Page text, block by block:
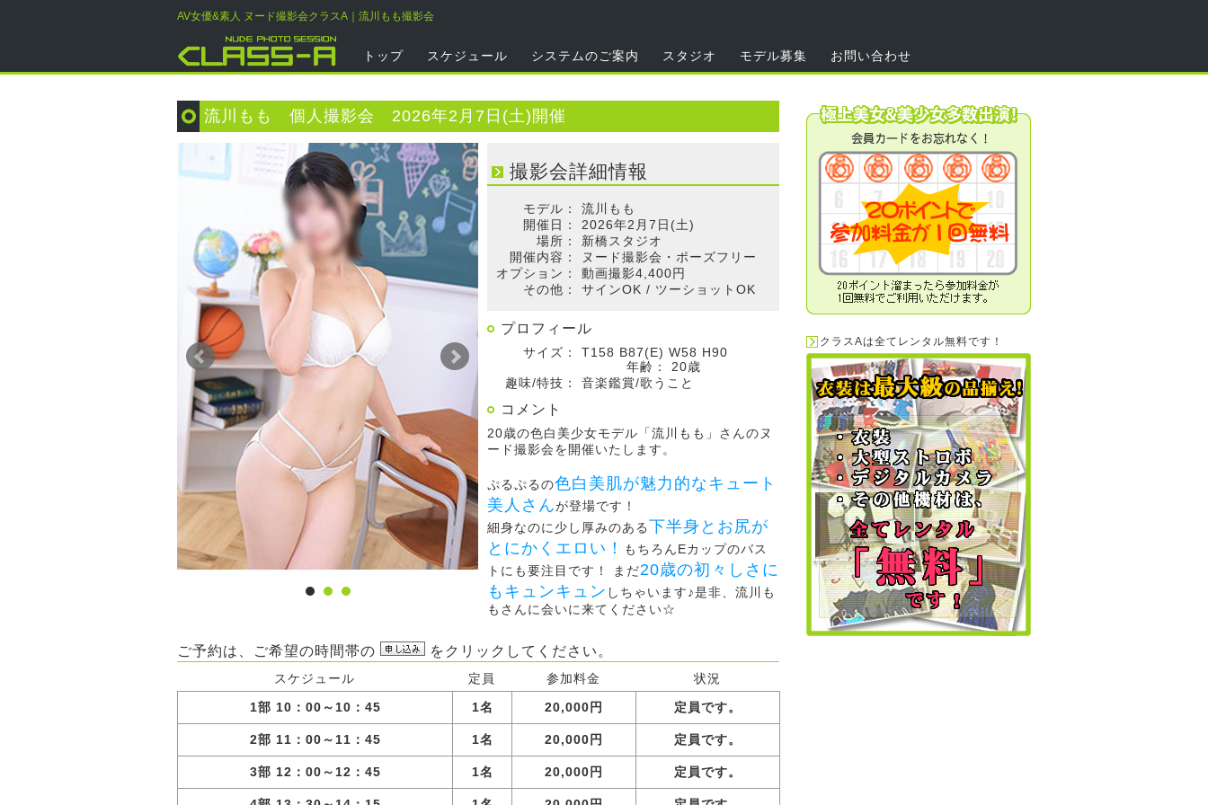
AV女優&素人 ヌード撮影会クラスA｜流川もも撮影会
トップ スケジュール システムのご案内 スタジオ モデル募集 お問い合わせ
流川もも 個人撮影会 2026年2月7日(土)開催
撮影会詳細情報
モデル：
流川もも
開催日：
2026年2月7日(土)
場所：
新橋スタジオ
開催内容：
ヌード撮影会・ポーズフリー
オプション：
動画撮影4,400円
その他：
サインOK / ツーショットOK
プロフィール
サイズ：
T158 B87(E) W58 H90
年齢：
20歳
趣味/特技：
音楽鑑賞/歌うこと
コメント
20歳の色白美少女モデル「流川もも」さんのヌ
ード撮影会を開催いたします。
ぷるぷるの色白美肌が魅力的なキュート
美人さんが登場です！
細身なのに少し厚みのある下半身とお尻が
とにかくエロい！
もちろんEカップのバス
トにも要注目です！ まだ20歳の初々しさに
もキュンキュン しちゃいます♪是非、流川も
もさんに会いに来てください☆
ご予約は、ご希望の時間帯の をクリックしてください。
スケジュール 定員 参加料金
状況
1部 10：00～10：45
1名 20,000円 定員です。
2部 11：00～11：45 1名 20,000円 定員です。
3部 12：00～12：45 1名 20,000円 定員です。
クラスAは全てレンタル無料です！